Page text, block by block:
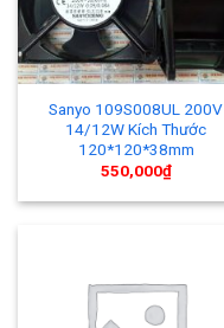
Sanyo 109S008UL 200V
14/12W Kích Thước
120*120*38mm
550,000₫